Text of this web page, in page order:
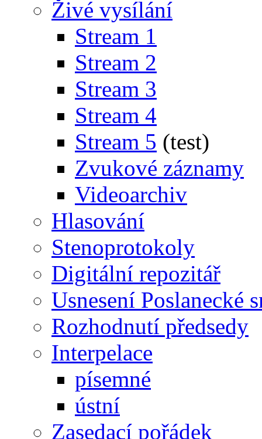
Živé vysílání
Stream 1
Stream 2
Stream 3
Stream 4
Stream 5 (test)
Zvukové záznamy
Videoarchiv
Hlasování
Stenoprotokoly
Digitální repozitář
Usnesení Poslanecké
Rozhodnutí předsedy
Interpelace
písemné
ústní
Zasedací pořádek